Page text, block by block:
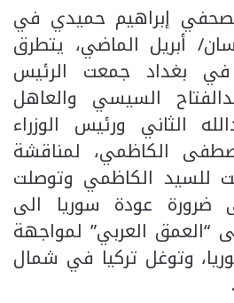
إبراهيم حميدي في
أبريل الماضي، يتطرق
بغداد جمعت الرئيس
السيسي والعاهل
الثاني ورئيس الوزراء
الكاظمي، لمناقشة
للسيد الكاظمي وتوصلت
ضرورة عودة سوريا الى
“العمق العربي” لمواجهة
وتوغل تركيا في شمال